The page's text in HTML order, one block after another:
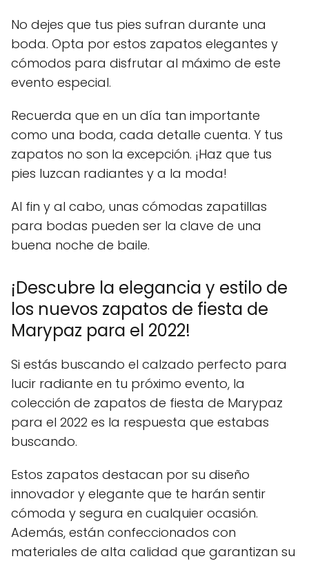
No dejes que tus pies sufran durante una
boda. Opta por estos zapatos elegantes y
cómodos para disfrutar al máximo de este
evento especial.
Recuerda que en un día tan importante
como una boda, cada detalle cuenta. Y tus
zapatos no son la excepción. ¡Haz que tus
pies luzcan radiantes y a la moda!
Al fin y al cabo, unas cómodas zapatillas
para bodas pueden ser la clave de una
buena noche de baile.
¡Descubre la elegancia y estilo de
los nuevos zapatos de fiesta de
Marypaz para el 2022!
Si estás buscando el calzado perfecto para
lucir radiante en tu próximo evento, la
colección de zapatos de fiesta de Marypaz
para el 2022 es la respuesta que estabas
buscando.
Estos zapatos destacan por su diseño
innovador y elegante que te harán sentir
cómoda y segura en cualquier ocasión.
Además, están confeccionados con
materiales de alta calidad que garantizan su